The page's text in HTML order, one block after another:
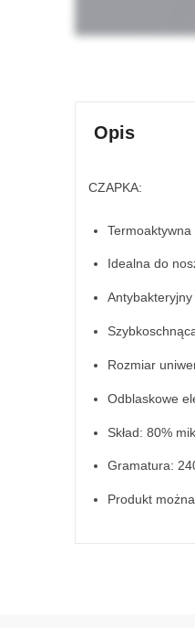
Opis
CZAPKA:
Idealna do
Rozmiar
Odblaskowe
Skład: 80%
Gramatura:
Produkt